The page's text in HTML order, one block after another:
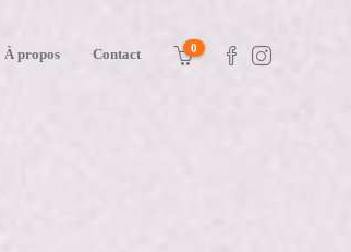
À propos Contact 0